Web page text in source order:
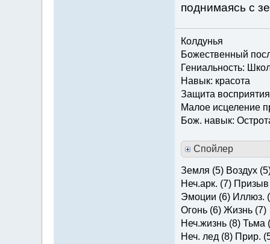
поднимаясь с
Колдунья
Божественный
Гениальность:
Навык: красота
Защита восприятия
Малое исцеление
Бож. навык:
Спойлер
Земля (5) Воздух
Неч.арк. (7) Призыв
Эмоции (6) Иллюз.
Огонь (6) Жизнь (7)
Неч.жизнь (8) Тьма
Неч. лед (8) Прир.